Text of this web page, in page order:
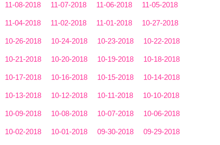
11-08-2018 11-07-2018 11-06-2018 11-05-2018
11-04-2018 11-02-2018 11-01-2018 10-27-2018
10-26-2018 10-24-2018 10-23-2018 10-22-2018
10-21-2018 10-20-2018 10-19-2018 10-18-2018
10-17-2018 10-16-2018 10-15-2018 10-14-2018
10-13-2018 10-12-2018 10-11-2018 10-10-2018
10-09-2018 10-08-2018 10-07-2018 10-06-2018
10-02-2018 10-01-2018 09-30-2018 09-29-2018